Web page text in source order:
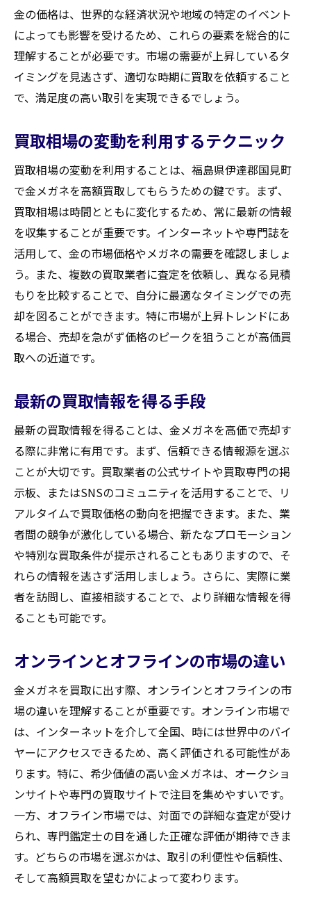
金の価格は、世界的な経済状況や地域の特定のイベント
によっても影響を受けるため、これらの要素を総合的に
理解することが必要です。市場の需要が上昇しているタ
イミングを見逃さず、適切な時期に買取を依頼すること
で、満足度の高い取引を実現できるでしょう。
買取相場の変動を利用するテクニック
買取相場の変動を利用することは、福島県伊達郡国見町
で金メガネを高額買取してもらうための鍵です。まず、
買取相場は時間とともに変化するため、常に最新の情報
を収集することが重要です。インターネットや専門誌を
活用して、金の市場価格やメガネの需要を確認しましょ
う。また、複数の買取業者に査定を依頼し、異なる見積
もりを比較することで、自分に最適なタイミングでの売
却を図ることができます。特に市場が上昇トレンドにあ
る場合、売却を急がず価格のピークを狙うことが高価買
取への近道です。
最新の買取情報を得る手段
最新の買取情報を得ることは、金メガネを高価で売却す
る際に非常に有用です。まず、信頼できる情報源を選ぶ
ことが大切です。買取業者の公式サイトや買取専門の掲
示板、またはSNSのコミュニティを活用することで、リ
アルタイムで買取価格の動向を把握できます。また、業
者間の競争が激化している場合、新たなプロモーション
や特別な買取条件が提示されることもありますので、そ
れらの情報を逃さず活用しましょう。さらに、実際に業
者を訪問し、直接相談することで、より詳細な情報を得
ることも可能です。
オンラインとオフラインの市場の違い
金メガネを買取に出す際、オンラインとオフラインの市
場の違いを理解することが重要です。オンライン市場で
は、インターネットを介して全国、時には世界中のバイ
ヤーにアクセスできるため、高く評価される可能性があ
ります。特に、希少価値の高い金メガネは、オークショ
ンサイトや専門の買取サイトで注目を集めやすいです。
一方、オフライン市場では、対面での詳細な査定が受け
られ、専門鑑定士の目を通した正確な評価が期待できま
す。どちらの市場を選ぶかは、取引の利便性や信頼性、
そして高額買取を望むかによって変わります。